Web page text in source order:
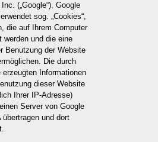
(„Google“). Google
sog. „Cookies“,
die auf Ihrem Computer
werden und die eine
Benutzung der Website
Die durch
erzeugten Informationen
dieser Website
Ihrer IP-Adresse)
Server von Google
übertragen und dort